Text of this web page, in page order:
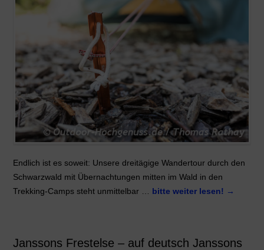
Endlich ist es soweit: Unsere dreitägige Wandertour durch den
Schwarzwald mit Übernachtungen mitten im Wald in den
Trekking-Camps steht unmittelbar … bitte weiter lesen! →
Janssons Frestelse – auf deutsch Janssons